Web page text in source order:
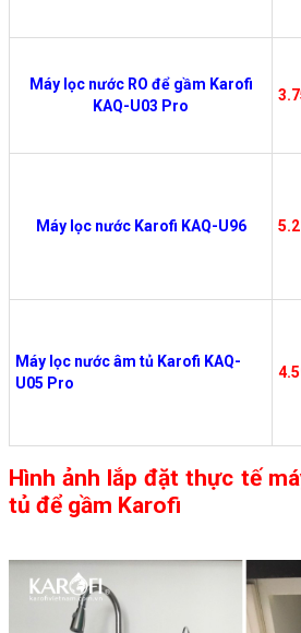
Máy lọc nước RO để gầm Karofi
KAQ-U03 Pro
Máy lọc nước Karofi KAQ-U96
Máy lọc nước âm tủ Karofi KAQ-
U05 Pro
Hình ảnh lắp đặt thực tế
tủ để gầm Karofi